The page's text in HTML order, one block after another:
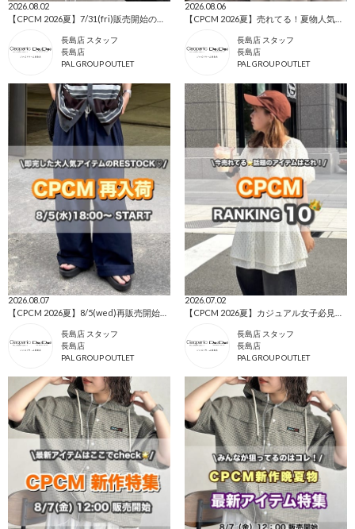
2026.08.02
長島店 スタッフ
長島店
PAL GROUP OUTLET
2026.08.06
【CPCM 2026夏】売れてる！夏物人気ランキングBEST10🌼
長島店 スタッフ
長島店
PAL GROUP OUTLET
2026.08.07
長島店 スタッフ
長島店
PAL GROUP OUTLET
2026.07.02
長島店 スタッフ
長島店
PAL GROUP OUTLET